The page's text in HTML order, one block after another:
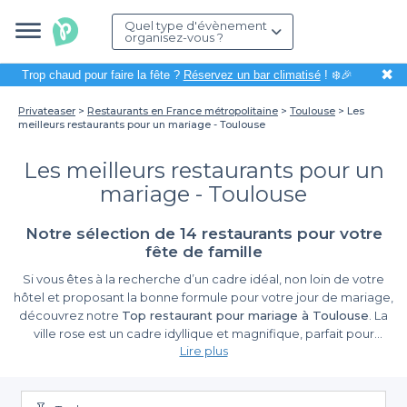
Quel type d'évènement
organisez-vous ?
Trop chaud pour faire la fête ? Réservez un bar climatisé! ❄️🎉 ✖
Privateaser Restaurants en France métropolitaine Toulouse
Les
meilleurs restaurants pour un mariage - Toulouse
Les meilleurs restaurants pour un
mariage - Toulouse
Notre sélection de 14 restaurants pour votre
fête de famille
Si vous êtes à la recherche d’un cadre idéal, non loin de votre
hôtel et proposant la bonne formule pour votre jour de mariage,
découvrez notre Top restaurant pour mariage à Toulouse . La
ville rose est un cadre idyllique et magnifique, parfait pour
organiser une cérémonie de mariage. Selon le genre
avez l’embarras du choix parmi notre sélection de restaurants
standing, à vous de choisir. Idem pour les types de prestations
Lire plus